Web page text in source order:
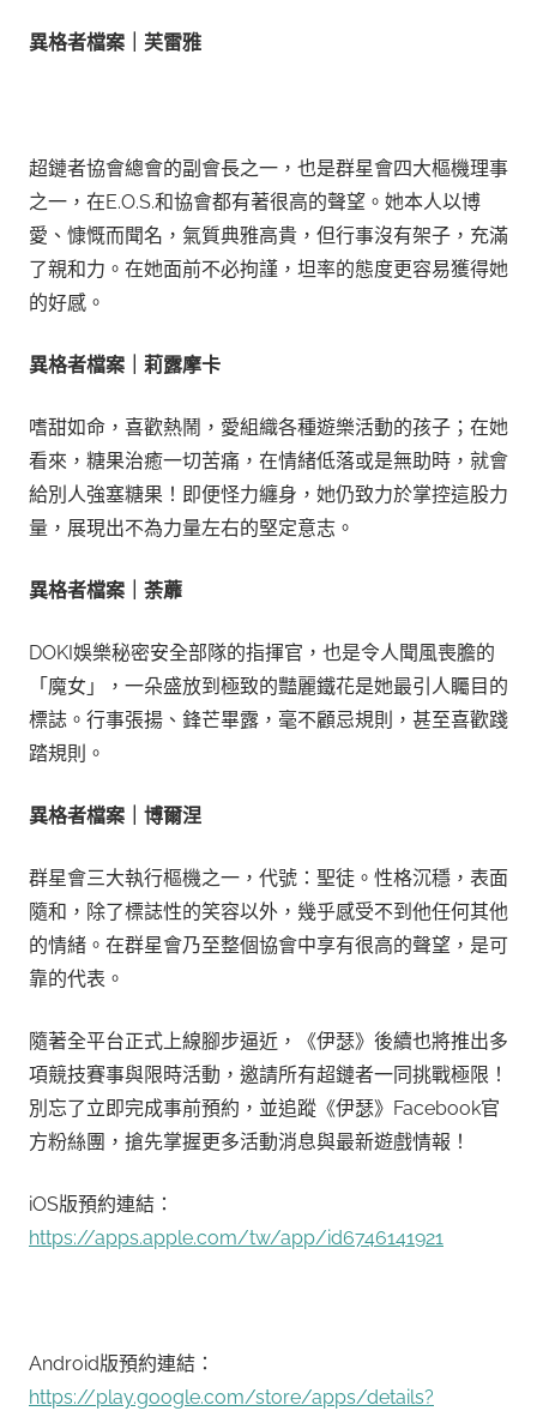
異格者檔案｜芙雷雅
超鏈者協會總會的副會長之一，也是群星會四大樞機理事
之一，在E.O.S.和協會都有著很高的聲望。她本人以博
愛、慷慨而聞名，氣質典雅高貴，但行事沒有架子，充滿
了親和力。在她面前不必拘謹，坦率的態度更容易獲得她
的好感。
異格者檔案｜莉露摩卡
嗜甜如命，喜歡熱鬧，愛組織各種遊樂活動的孩子；在她
看來，糖果治癒一切苦痛，在情緒低落或是無助時，就會
給別人強塞糖果！即便怪力纏身，她仍致力於掌控這股力
量，展現出不為力量左右的堅定意志。
異格者檔案｜荼蘼
DOKI娛樂秘密安全部隊的指揮官，也是令人聞風喪膽的
「魔女」，一朵盛放到極致的豔麗鐵花是她最引人矚目的
標誌。行事張揚、鋒芒畢露，毫不顧忌規則，甚至喜歡踐
踏規則。
異格者檔案｜博爾涅
群星會三大執行樞機之一，代號：聖徒。性格沉穩，表面
隨和，除了標誌性的笑容以外，幾乎感受不到他任何其他
的情緒。在群星會乃至整個協會中享有很高的聲望，是可
靠的代表。
隨著全平台正式上線腳步逼近，《伊瑟》後續也將推出多
項競技賽事與限時活動，邀請所有超鏈者一同挑戰極限！
別忘了立即完成事前預約，並追蹤《伊瑟》Facebook官
方粉絲團，搶先掌握更多活動消息與最新遊戲情報！
iOS版預約連結：
https://apps.apple.com/tw/app/id6746141921
Android版預約連結：
https://play.google.com/store/apps/details?